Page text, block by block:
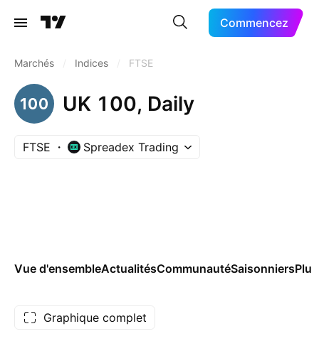
Commencez
Marchés Indices FTSE
UK 100, Daily
FTSE Spreadex Trading
Vue d'ensembleActualitésCommunautéSaisonniersPlus
Graphique complet